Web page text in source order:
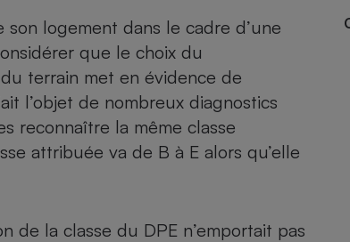
logement dans le cadre d’une
que le choix du
terrain met en évidence de
l’objet de nombreux diagnostics
reconnaître la même classe
attribuée va de B à E alors qu’elle
la classe du DPE n’emportait pas
Foie gras